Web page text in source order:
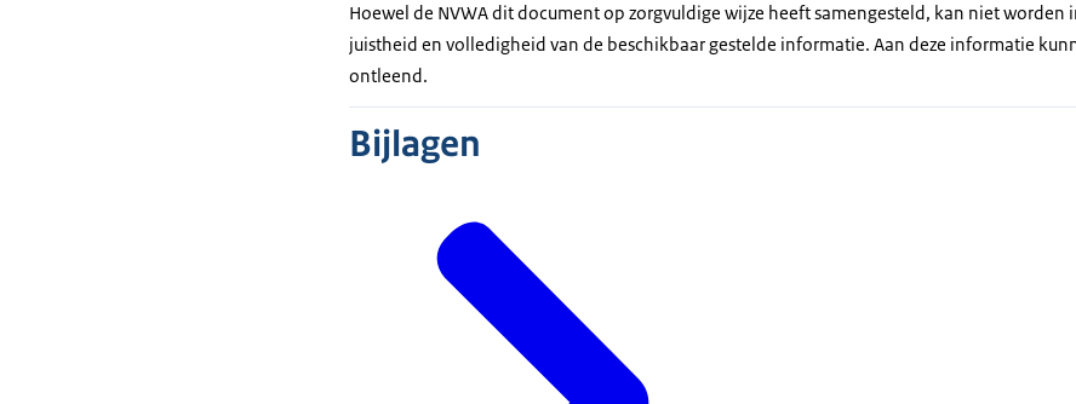
Hoewel de NVWA dit document op zorgvuldige wijze heeft samengesteld, kan niet worden
juistheid en volledigheid van de beschikbaar gestelde informatie. Aan deze informatie
ontleend.
Bijlagen